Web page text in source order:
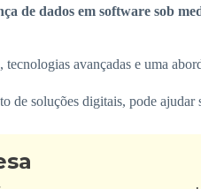
de dados em software sob
avançadas e uma
soluções digitais, pode ajudar